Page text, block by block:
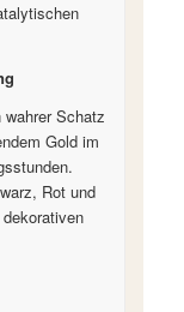
Schatz
Gold im
Rot und